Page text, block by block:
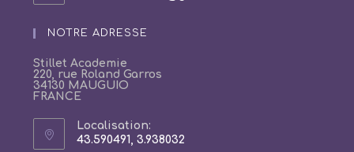
NOTRE ADRESSE
Stillet Academie
220, rue Roland Garros
34130 MAUGUIO
FRANCE
Localisation:
43.590491, 3.938032